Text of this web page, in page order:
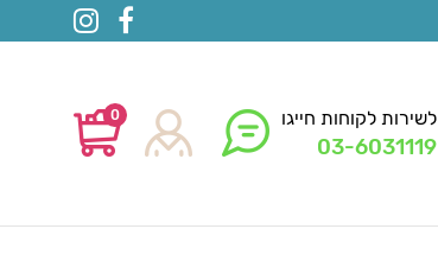
לשירות לקוחות חייגו
03-6031119
0